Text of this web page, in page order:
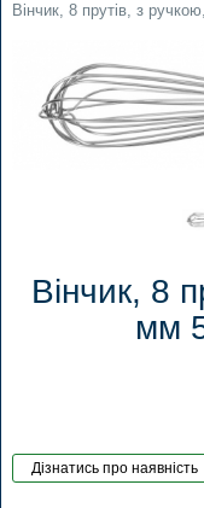
Вінчик, 8 прутів, з
Вінчик, 8
мм